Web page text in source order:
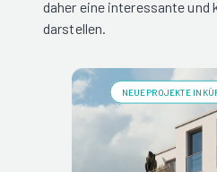
daher eine interessante und
darstellen.
NEUE PROJEKTE IN